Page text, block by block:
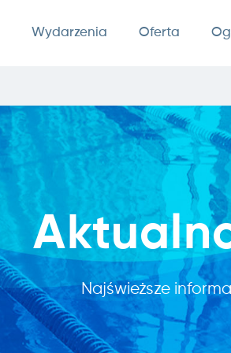
Wydarzenia Oferta
Najświeższe